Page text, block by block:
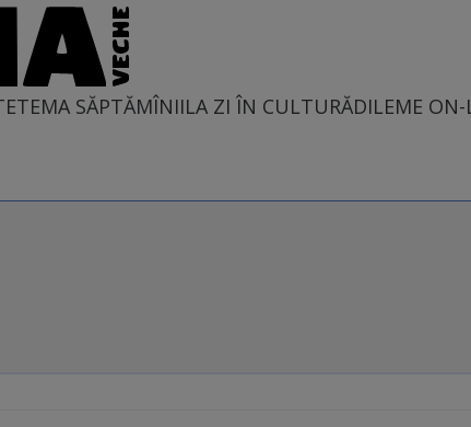
TEMA SĂPTĂMÎNIILA ZI ÎN CULTURĂDILEME ON-